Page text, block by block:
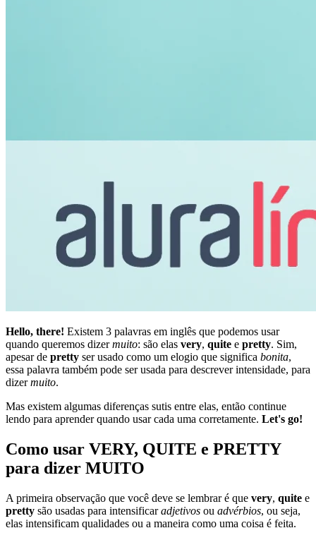
Hello, there! Existem 3 palavras em inglês que podemos usar
quando queremos dizermuito: são elas very, quite e pretty. Sim,
apesar de pretty ser usado como um elogio que significa bonita,
essa palavra também pode ser usada para descrever intensidade, para
dizermuito.
Mas existem algumas diferenças sutis entre elas, então continue
lendo para aprender quando usar cada uma corretamente. Let's go!
Como usar VERY, QUITE e PRETTY
para dizer MUITO
A primeira observação que você deve se lembrar é que very, quite e
pretty são usadas para intensificaradjetivos ou advérbios, ou seja,
elas intensificam qualidades ou a maneira como uma coisa é feita.